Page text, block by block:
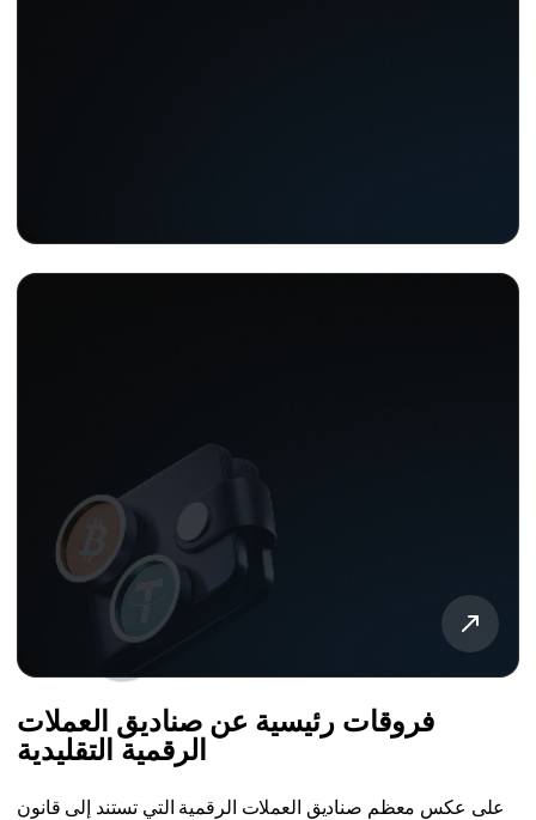
فروقات رئيسية عن صناديق العملات
الرقمية التقليدية
على عكس معظم صناديق العملات الرقمية التي تستند إلى قانون